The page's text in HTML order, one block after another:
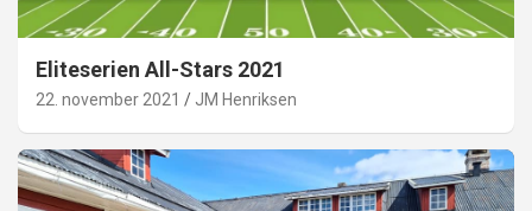
Eliteserien All-Stars 2021
22. november 2021 JM Henriksen